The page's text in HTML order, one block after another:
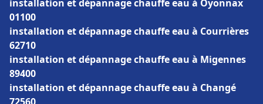
installation et dépannage chauffe eau à Oyonnax
01100
installation et dépannage chauffe eau à Courrières
62710
installation et dépannage chauffe eau à Migennes
89400
installation et dépannage chauffe eau à Changé